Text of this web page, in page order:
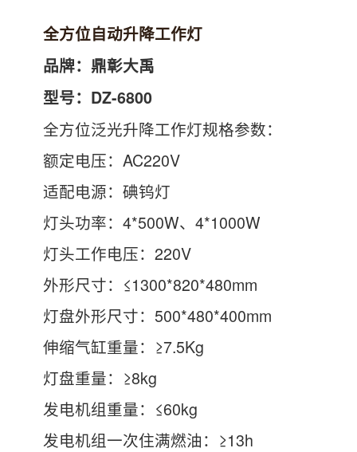
全方位自动升降工作灯
品牌：鼎彰大禹
型号：DZ-6800
全方位泛光升降工作灯规格参数：
额定电压：AC220V
适配电源：碘钨灯
灯头功率：4*500W、4*1000W
灯头工作电压：220V
外形尺寸：≤1300*820*480mm
灯盘外形尺寸：500*480*400mm
伸缩气缸重量：≥7.5Kg
灯盘重量：≥8kg
发电机组重量：≤60kg
发电机组一次住满燃油：≥13h